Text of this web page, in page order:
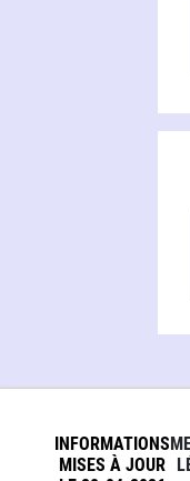
INFORMATIONS
MISES À JOUR